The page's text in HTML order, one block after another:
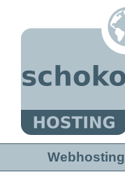
Webhosting